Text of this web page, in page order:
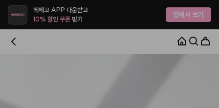
헤메코 APP 다운받고
10% 할인 쿠폰받기 앱에서 보기